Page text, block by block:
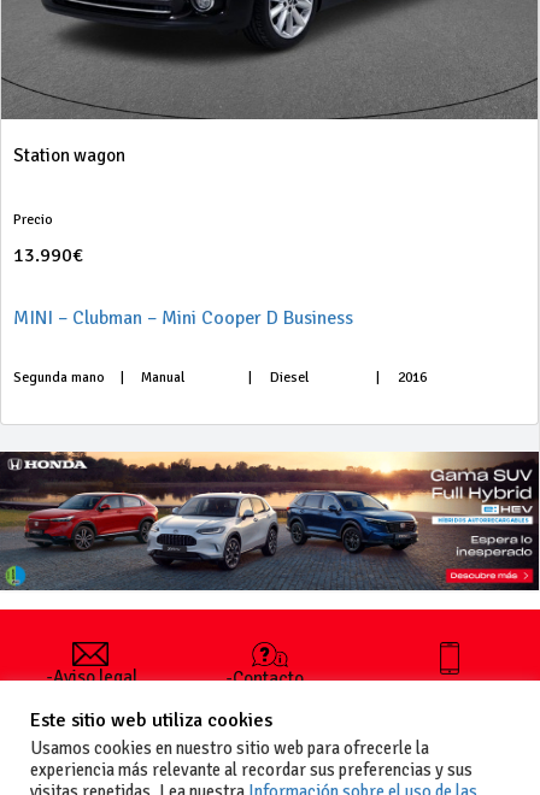
Station wagon
Precio
13.990€
MINI – Clubman – Mini Cooper D Business
Segunda mano Manual Diesel 2016
-Aviso legal
generales
de uso
-Política de
-Contacto
publicar un
anuncio
-Vende+
+34 627 35
Este sitio web utiliza cookies
Usamos cookies en nuestro sitio web para ofrecerle la
experiencia más relevante al recordar sus preferencias y sus